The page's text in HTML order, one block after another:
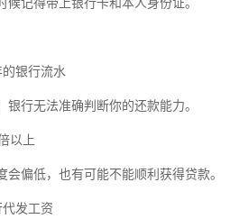
银行流水
行无法准确判断你的还款能力。
以上
偏低，也有可能不能顺利获得贷款。
发工资